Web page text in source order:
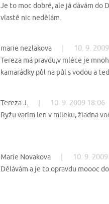
Je to moc dobré, ale já dávám do
vlastě nic nedělám.
marie nezlakova 10. 9.
Tereza má pravdu,v mléce je
kamarádky půl na půl s vodou a
Tereza J. 10. 9. 2009 18:06
Ryžu varím len v mlieku, žiadna
Marie Novakova 10. 9.
Dělávám a je to opravdu moooc